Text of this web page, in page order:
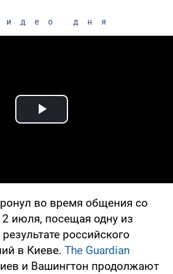
дня
Play Video
во время общения со
июля, посещая одну из
российского
в Киеве. The Guardian
и Вашингтон продолжают